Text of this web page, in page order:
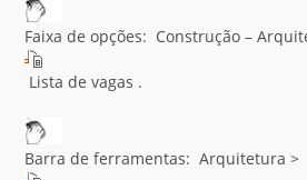
Faixa de opções: Construção –
Lista de vagas .
Barra de ferramentas: Arquitetura >